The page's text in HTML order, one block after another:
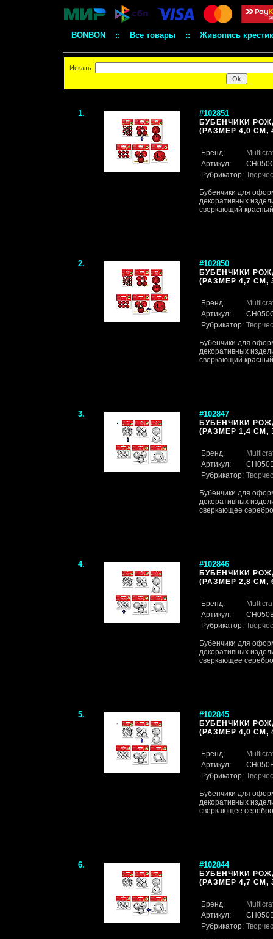
BONBON :: Все товары :: Живопись
Искать:
1. #102851
БУБЕНЧИКИ
(РАЗМЕР 4,0 СМ,
Бренд:
Артикул:
Рубрикатор:
Бубенчики для
декоративных
сверкающий красный
2. #102850
БУБЕНЧИКИ
(РАЗМЕР 4,7 СМ,
Бренд:
Артикул:
Рубрикатор:
Бубенчики для
декоративных
сверкающий красный
3. #102847
БУБЕНЧИКИ
(РАЗМЕР 1,4 СМ,
Бренд:
Артикул:
Рубрикатор:
Бубенчики для
декоративных
сверкающее серебро
4. #102846
БУБЕНЧИКИ
(РАЗМЕР 2,8 СМ,
Бренд:
Артикул:
Рубрикатор:
Бубенчики для
декоративных
сверкающее серебро
5. #102845
БУБЕНЧИКИ
(РАЗМЕР 4,0 СМ,
Бренд:
Артикул:
Рубрикатор:
Бубенчики для
декоративных
сверкающее серебро
6. #102844
БУБЕНЧИКИ
(РАЗМЕР 4,7 СМ,
Бренд:
Артикул:
Рубрикатор: